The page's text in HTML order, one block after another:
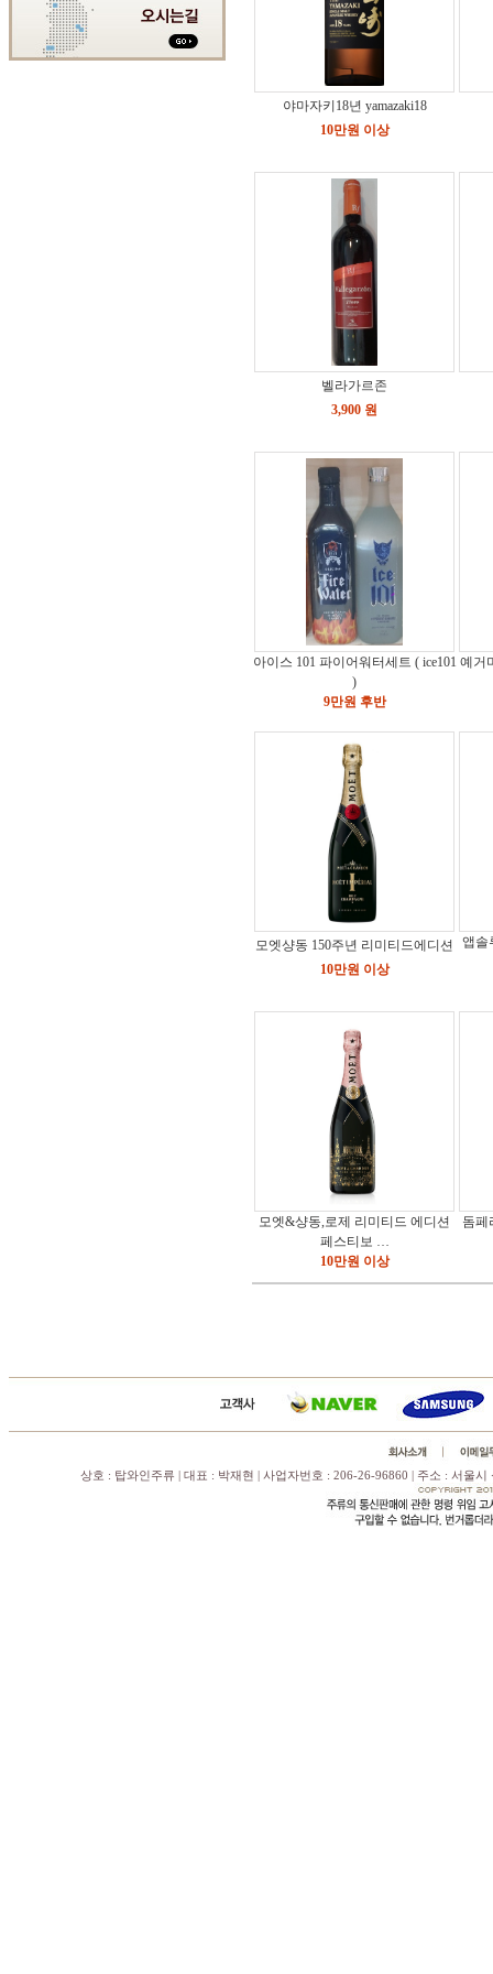
야마자키18년 yamazaki18
10만원 이상
벨라가르존
3,900 원
아이스 101 파이어워터세트 ( ice101
)
9만원 후반
예거
모엣샹동 150주년 리미티드에디션
10만원 이상
앱솔
모엣&샹동,로제 리미티드 에디션
페스티보 …
10만원 이상
돔페
상호 : 탑와인주류 | 대표 : 박재현 | 사업자번호 : 206-26-96860 | 주소 : 서울